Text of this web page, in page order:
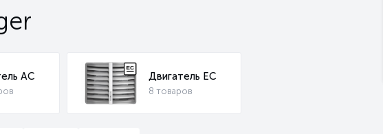
AC Двигатель EC
8 товаров